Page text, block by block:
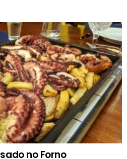
no Forno